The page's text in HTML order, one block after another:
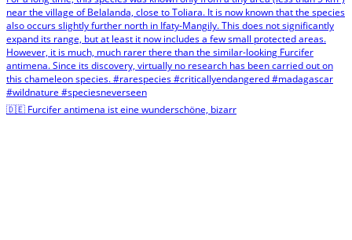
🇩🇪 Furcifer antimena ist eine wunderschöne, bizarr